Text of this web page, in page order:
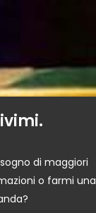
di maggiori
o farmi una